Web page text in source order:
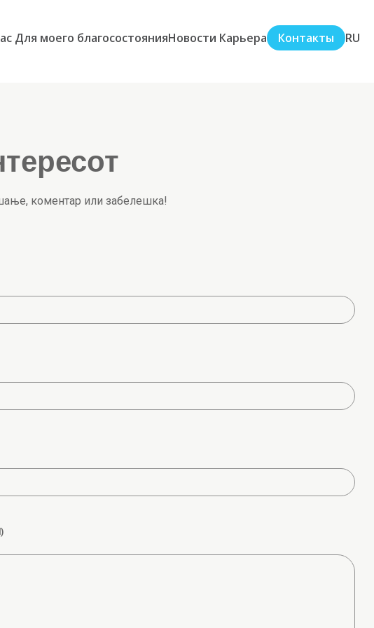
Для моего благосостоянияНовости Карьера Контакты RU
коментар или забелешка!